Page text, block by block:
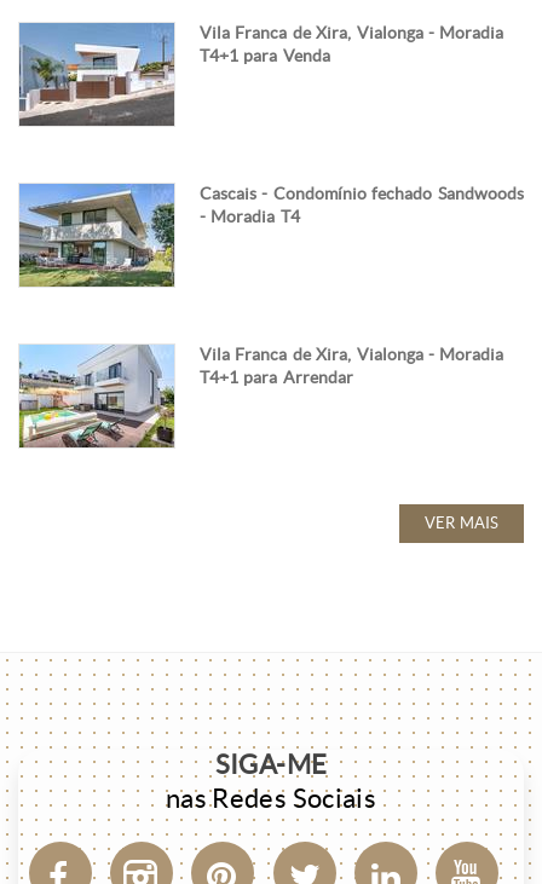
Vila Franca de Xira, Vialonga - Moradia
T4+1 para Venda
Cascais - Condomínio fechado Sandwoods
- Moradia T4
Vila Franca de Xira, Vialonga - Moradia
T4+1 para Arrendar
VER MAIS
SIGA-ME
nas Redes Sociais